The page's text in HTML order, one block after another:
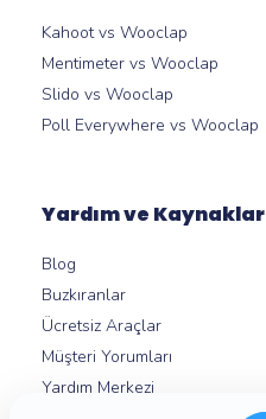
Kahoot vs Wooclap
Mentimeter vs Wooclap
Slido vs Wooclap
Poll Everywhere vs Wooclap
Yardım ve Kaynaklar
Blog
Buzkıranlar
Ücretsiz Araçlar
Müşteri Yorumları
Yardım Merkezi